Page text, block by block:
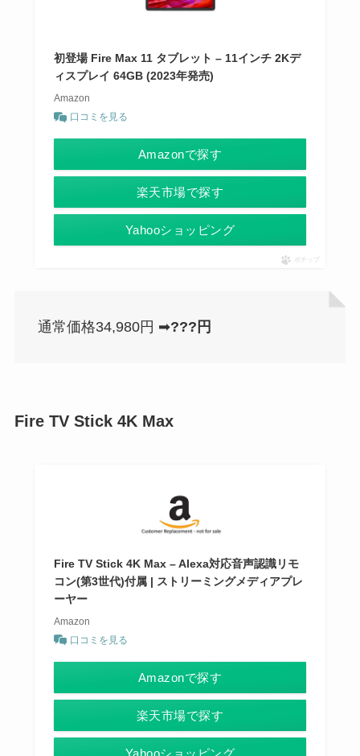
初登場 Fire Max 11 タブレット – 11インチ 2Kデ
ィスプレイ 64GB (2023年発売)
Amazon
口コミを見る
Amazonで探す
楽天市場で探す
Yahooショッピング
ポチップ
通常価格34,980円 ➡???円
Fire TV Stick 4K Max
Fire TV Stick 4K Max – Alexa対応音声認識リモ
コン(第3世代)付属 | ストリーミングメディアプレ
ーヤー
Amazon
口コミを見る
Amazonで探す
楽天市場で探す
Yahooショッピング